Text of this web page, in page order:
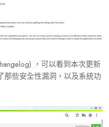
，可以看到本次更新
那些安全性漏洞，以及系統功